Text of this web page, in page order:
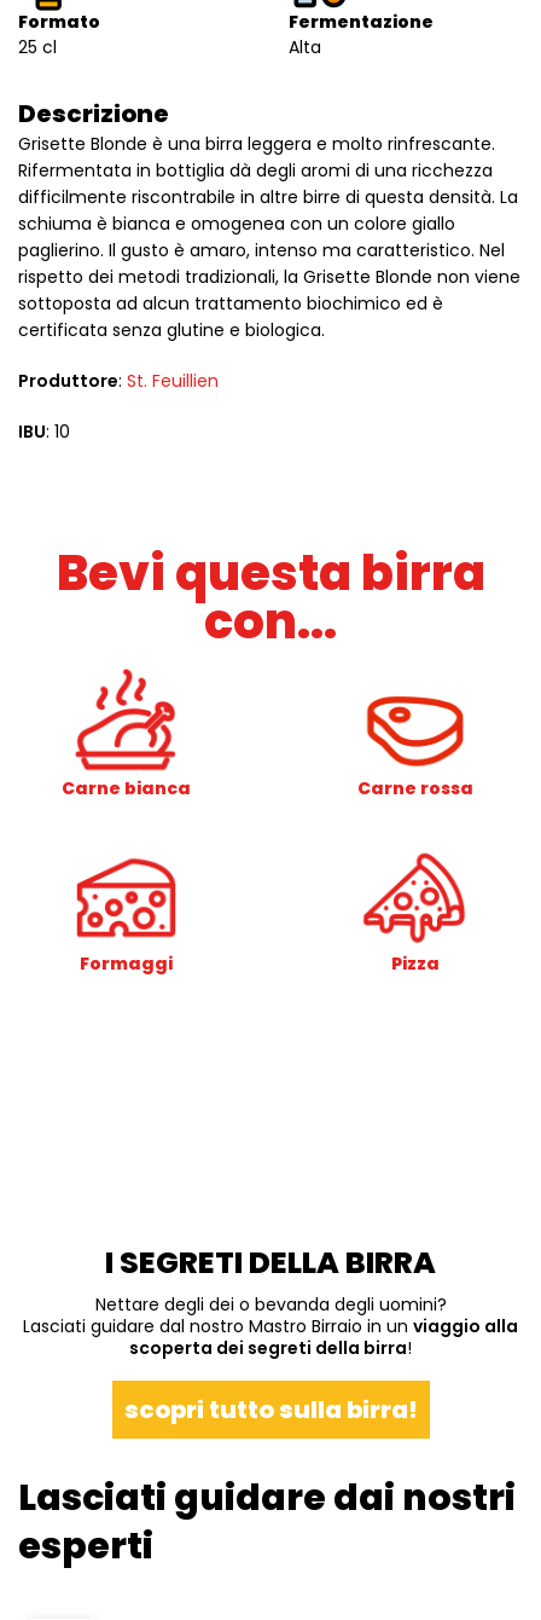
Formato
25 cl
Fermentazione
Alta
Descrizione
Grisette Blonde è una birra leggera e molto rinfrescante.
Rifermentata in bottiglia dà degli aromi di una ricchezza
difficilmente riscontrabile in altre birre di questa densità. La
schiuma è bianca e omogenea con un colore giallo
paglierino. Il gusto è amaro, intenso ma caratteristico. Nel
rispetto dei metodi tradizionali, la Grisette Blonde non viene
sottoposta ad alcun trattamento biochimico ed è
certificata senza glutine e biologica.
Produttore: St. Feuillien
IBU: 10
Bevi questa birra
con...
Carne bianca Carne rossa
Formaggi Pizza
I SEGRETI DELLA BIRRA
Nettare degli dei o bevanda degli uomini?
Lasciati guidare dal nostro Mastro Birraio in un viaggio alla
scoperta dei segreti della birra!
scopri tutto sulla birra!
Lasciati guidare dai nostri
esperti